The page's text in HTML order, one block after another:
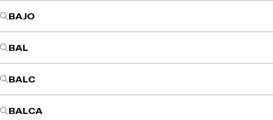
BAJO
BAL
BALC
BALCA